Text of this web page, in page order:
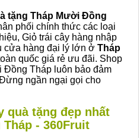
tặng Tháp Mười Đồng
phối chính thức các loại
Giỏ trái cây hàng nhập
cửa hàng đại lý lớn ở Tháp
quốc giá rẻ ưu đãi. Shop
Đồng Tháp luôn bảo đảm
ngần ngại gọi cho
quà tặng đẹp nhất
- 360Fruit